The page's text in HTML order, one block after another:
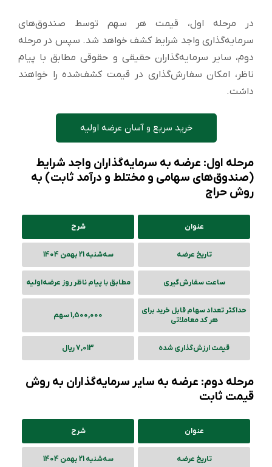
در مرحله اول، قیمت هر سهم توسط صندوق‌های
سرمایه‌گذاری واجد شرایط کشف خواهد شد. سپس در مرحله
دوم، سایر سرمایه‌گذاران حقیقی و حقوقی مطابق با پیام
ناظر، امکان سفارش‌گذاری در قیمت کشف‌شده را خواهند
داشت.
خرید سریع و آسان عرضه اولیه
مرحله اول: عرضه به سرمایه‌گذاران واجد شرایط
(صندوق‌های سهامی و مختلط و درآمد ثابت) به
روش حراج
عنوان شرح
تاریخ عرضه سه‌شنبه 21 بهمن 1404
ساعت سفارش‌گیری مطابق با پیام ناظر روز عرضه‌‌اولیه
حداکثر تعداد سهام قابل خرید برای
هر کد معاملاتی
1,500,000 سهم
قیمت ارزش‌گذاری شده 7,013 ریال
مرحله دوم: عرضه به سایر سرمایه‌گذاران به روش
قیمت ثابت
عنوان شرح
تاریخ عرضه سه‌شنبه 21 بهمن 1404